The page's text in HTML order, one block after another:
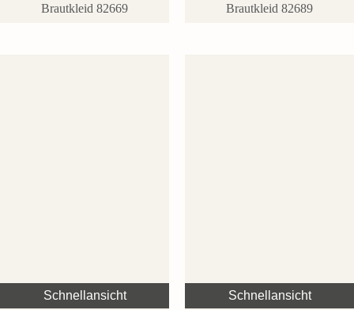
Brautkleid 82669 Brautkleid 82689
Schnellansicht Schnellansicht